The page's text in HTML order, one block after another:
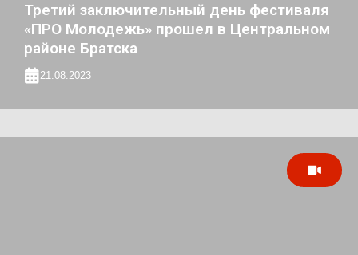
Третий заключительный день фестиваля
«ПРО Молодежь» прошел в Центральном
районе Братска
21.08.2023